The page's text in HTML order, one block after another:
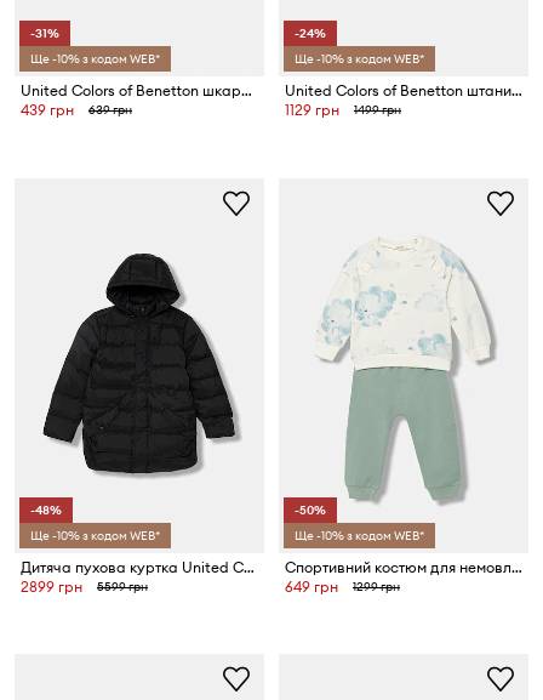
-31%
Ще -10% з кодом WEB*
United Colors of Benetton шкарпетки дитячі 2 шт.
439 грн
639 грн
-24%
Ще -10% з кодом WEB*
United Colors of Benetton штани дитячі бавовняні
1129 грн
1499 грн
-48%
Ще -10% з кодом WEB*
Дитяча пухова куртка United Colors of Benetton
2899 грн
5599 грн
-50%
Ще -10% з кодом WEB*
Cпортивний костюм для немовлят United Colors of Benetton
649 грн
1299 грн